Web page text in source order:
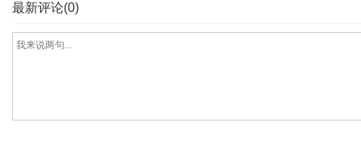
最新评论(0)